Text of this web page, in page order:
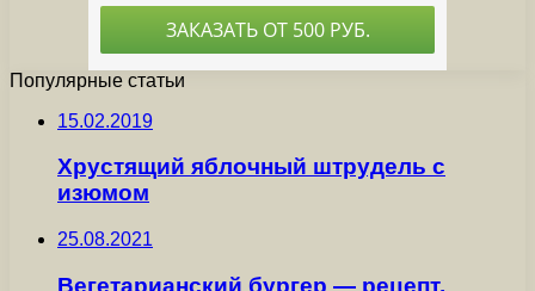
Популярные статьи
15.02.2019
Хрустящий яблочный штрудель с
изюмом
25.08.2021
Вегетарианский бургер — рецепт,